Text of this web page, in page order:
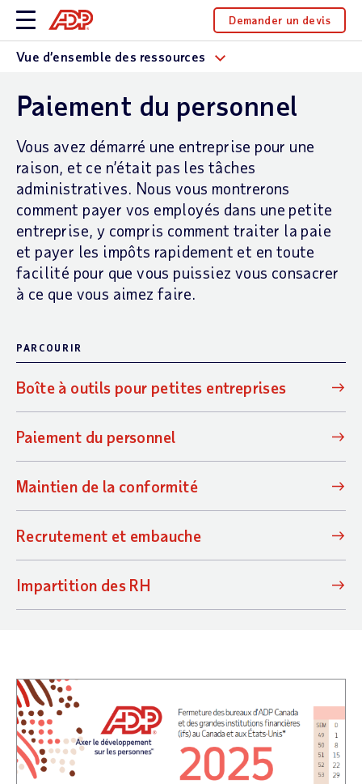
Demander un devis
Vue d’ensemble des ressources
Paiement du personnel
Vous avez démarré une entreprise pour une
raison, et ce n’était pas les tâches
administratives. Nous vous montrerons
comment payer vos employés dans une petite
entreprise, y compris comment traiter la paie
et payer les impôts rapidement et en toute
facilité pour que vous puissiez vous consacrer
à ce que vous aimez faire.
PARCOURIR
Boîte à outils pour petites entreprises
Paiement du personnel
Maintien de la conformité
Recrutement et embauche
Impartition des RH